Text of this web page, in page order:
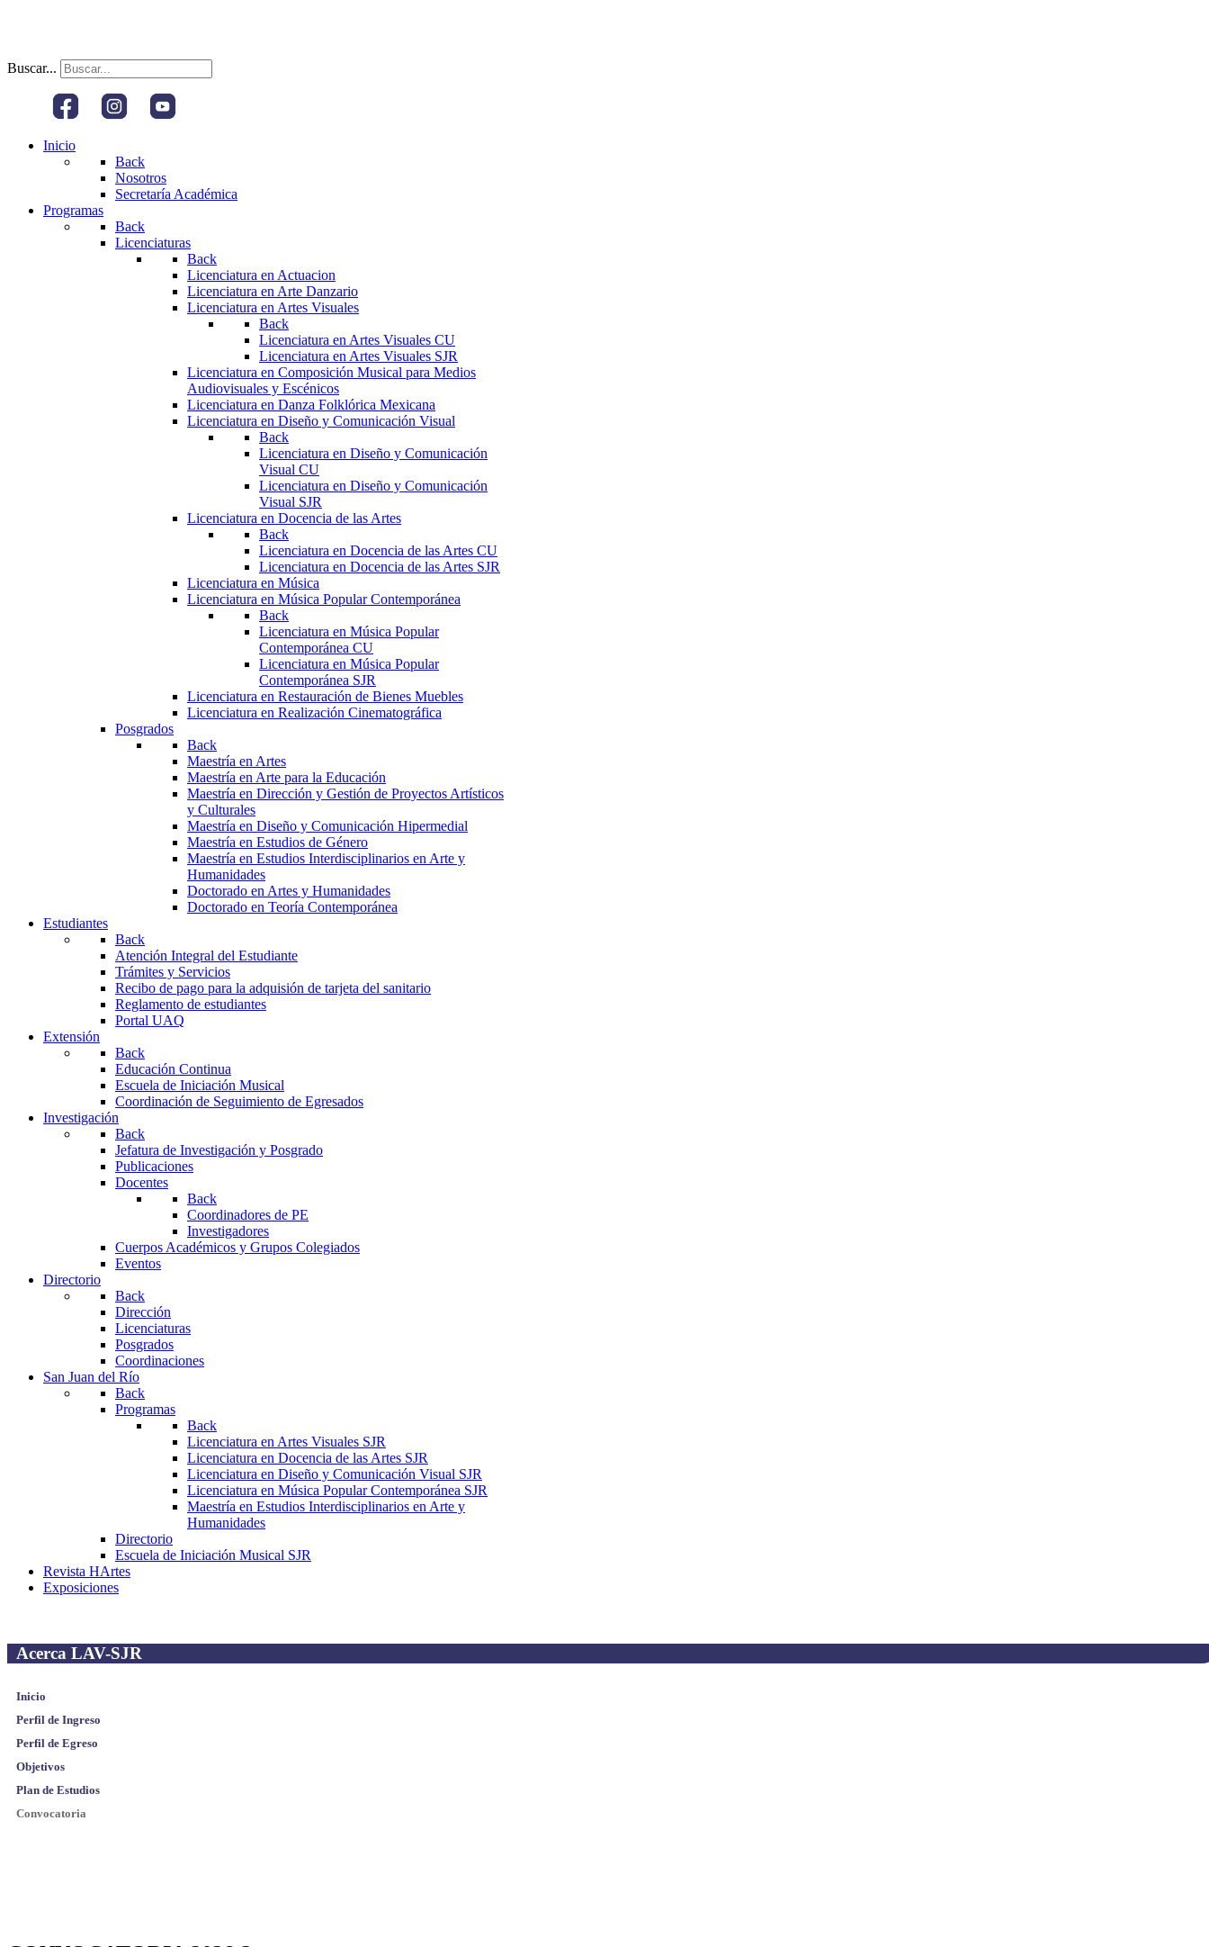
Buscar...
Inicio
Back
Nosotros
Secretaría Académica
Programas
Back
Licenciaturas
Back
Licenciatura en Actuacion
Licenciatura en Arte Danzario
Licenciatura en Artes Visuales
Back
Licenciatura en Artes Visuales CU
Licenciatura en Artes Visuales SJR
Licenciatura en Composición Musical para Medios
Audiovisuales y Escénicos
Licenciatura en Danza Folklórica Mexicana
Licenciatura en Diseño y Comunicación Visual
Back
Licenciatura en Diseño y Comunicación
Visual CU
Licenciatura en Diseño y Comunicación
Visual SJR
Licenciatura en Docencia de las Artes
Back
Licenciatura en Docencia de las Artes CU
Licenciatura en Docencia de las Artes SJR
Licenciatura en Música
Licenciatura en Música Popular Contemporánea
Back
Licenciatura en Música Popular
Contemporánea CU
Licenciatura en Música Popular
Contemporánea SJR
Licenciatura en Restauración de Bienes Muebles
Licenciatura en Realización Cinematográfica
Posgrados
Back
Maestría en Artes
Maestría en Arte para la Educación
Maestría en Dirección y Gestión de Proyectos Artísticos
y Culturales
Maestría en Diseño y Comunicación Hipermedial
Maestría en Estudios de Género
Maestría en Estudios Interdisciplinarios en Arte y
Humanidades
Doctorado en Artes y Humanidades
Doctorado en Teoría Contemporánea
Estudiantes
Back
Atención Integral del Estudiante
Trámites y Servicios
Recibo de pago para la adquisión de tarjeta del sanitario
Reglamento de estudiantes
Portal UAQ
Extensión
Back
Educación Continua
Escuela de Iniciación Musical
Coordinación de Seguimiento de Egresados
Investigación
Back
Jefatura de Investigación y Posgrado
Publicaciones
Docentes
Back
Coordinadores de PE
Investigadores
Cuerpos Académicos y Grupos Colegiados
Eventos
Directorio
Back
Dirección
Licenciaturas
Posgrados
Coordinaciones
San Juan del Río
Back
Programas
Back
Licenciatura en Artes Visuales SJR
Licenciatura en Docencia de las Artes SJR
Licenciatura en Diseño y Comunicación Visual SJR
Licenciatura en Música Popular Contemporánea SJR
Maestría en Estudios Interdisciplinarios en Arte y
Humanidades
Directorio
Escuela de Iniciación Musical SJR
Revista HArtes
Exposiciones
Acerca LAV-SJR
Inicio
Perfil de Ingreso
Perfil de Egreso
Objetivos
Plan de Estudios
Convocatoria